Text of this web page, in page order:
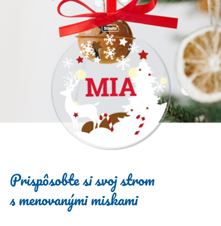
Prispôsobte si svoj strom
s menovanými miskami